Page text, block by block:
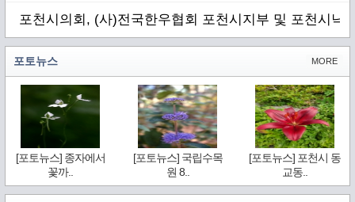
포천시의회, (사)전국한우협회 포천시지부 및 포천시낙
MORE
포토뉴스
[포토뉴스] 종자에서
꽃까..
[포토뉴스] 국립수목
원 8..
[포토뉴스] 포천시 동
교동..